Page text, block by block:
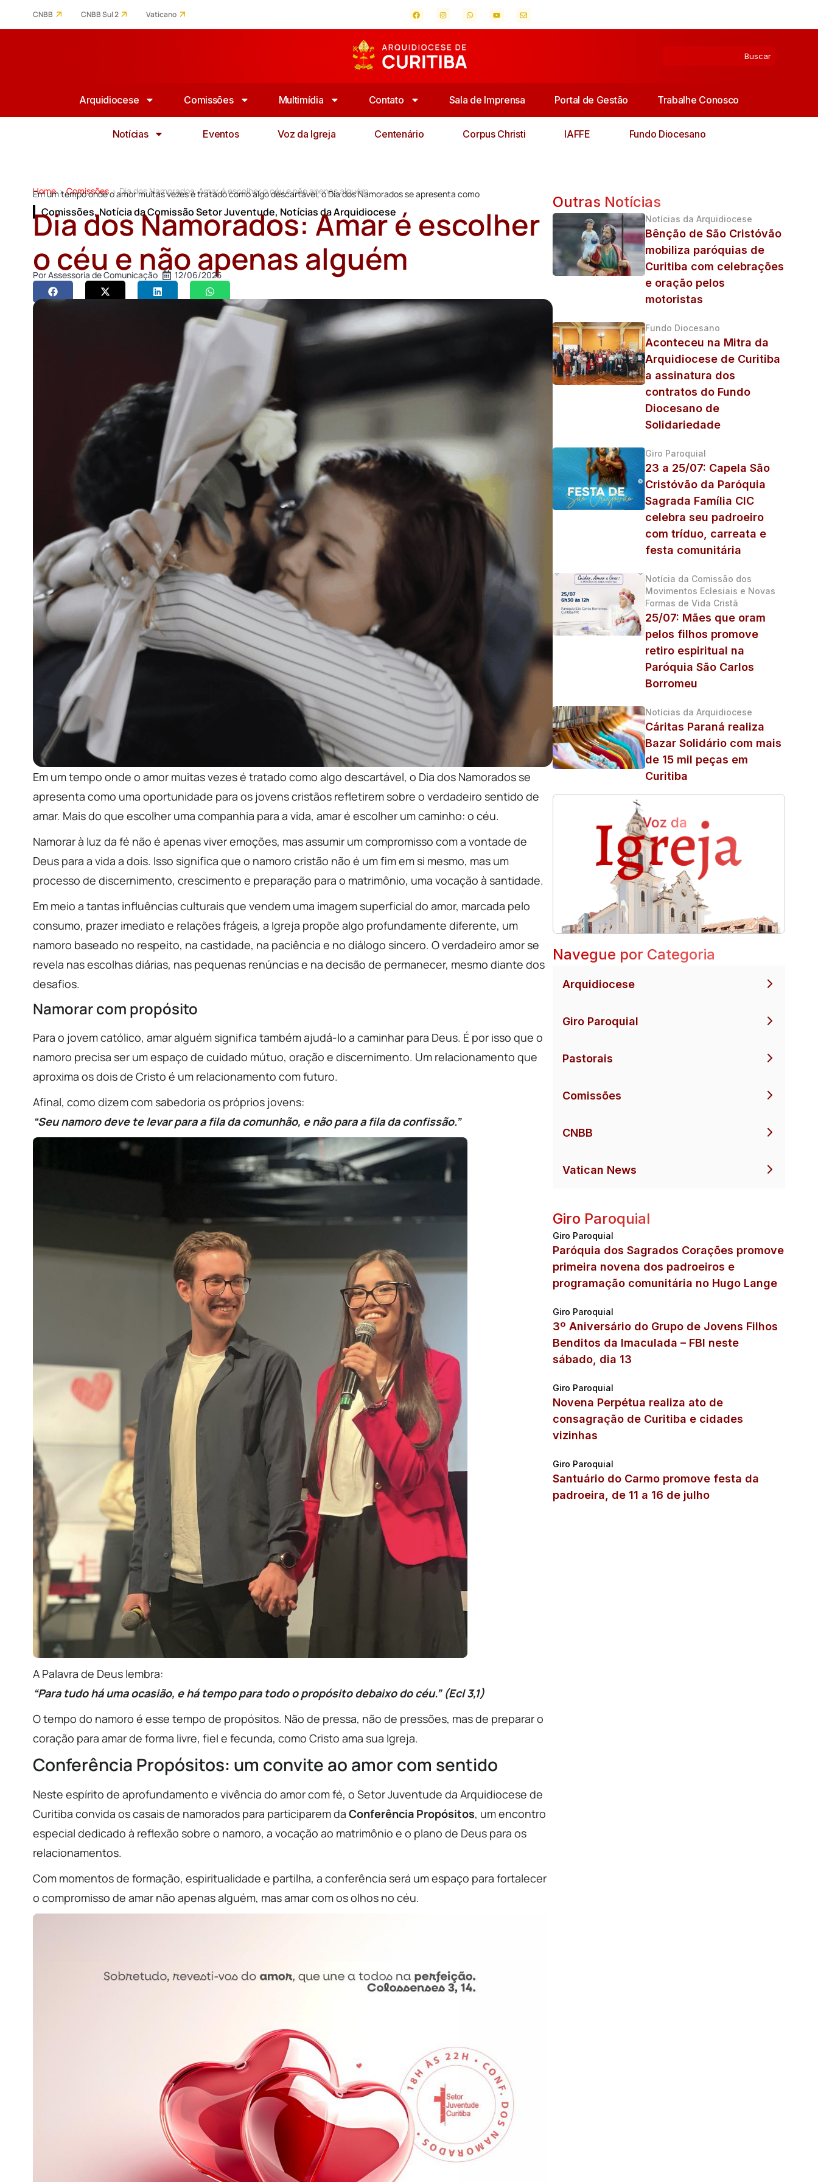
CNBB CNBB Sul 2 Vaticano
Arquidiocese Comissões Multimídia Contato Sala de Imprensa Portal de Gestão Trabalhe Conosco
Notícias Eventos Voz da Igreja Centenário Corpus Christi IAFFE Fundo Diocesano
Home > Comissões > Dia dos Namorados: Amar é escolher o céu e não apenas alguém
Em um tempo onde o amor muitas vezes é tratado como algo descartável, o Dia dos Namorados se apresenta como
Comissões,Notícia da Comissão Setor Juventude, Notícias da Arquidiocese
Dia dos Namorados: Amar é escolher
o céu e não apenas alguém
PorAssessoria de Comunicação 12/06/2025
Em um tempo onde o amor muitas vezes é tratado como algo descartável, o Dia dos Namorados se
apresenta como uma oportunidade para os jovens cristãos refletirem sobre o verdadeiro sentido de
amar. Mais do que escolher uma companhia para a vida, amar é escolher um caminho: o céu.
Namorar à luz da fé não é apenas viver emoções, mas assumir um compromisso com a vontade de
Deus para a vida a dois. Isso significa que o namoro cristão não é um fim em si mesmo, mas um
processo de discernimento, crescimento e preparação para o matrimônio, uma vocação à santidade.
Em meio a tantas influências culturais que vendem uma imagem superficial do amor, marcada pelo
consumo, prazer imediato e relações frágeis, a Igreja propõe algo profundamente diferente, um
namoro baseado no respeito, na castidade, na paciência e no diálogo sincero. O verdadeiro amor se
revela nas escolhas diárias, nas pequenas renúncias e na decisão de permanecer, mesmo diante dos
desafios.
Namorar com propósito
Para o jovem católico, amar alguém significa também ajudá-lo a caminhar para Deus. É por isso que o
namoro precisa ser um espaço de cuidado mútuo, oração e discernimento. Um relacionamento que
aproxima os dois de Cristo é um relacionamento com futuro.
Afinal, como dizem com sabedoria os próprios jovens:
“Seu namoro deve te levar para a fila da comunhão, e não para a fila da confissão.”
A Palavra de Deus lembra:
“Para tudo há uma ocasião, e há tempo para todo o propósito debaixo do céu.” (Ecl 3,1)
O tempo do namoro é esse tempo de propósitos. Não de pressa, não de pressões, mas de preparar o
coração para amar de forma livre, fiel e fecunda, como Cristo ama sua Igreja.
Conferência Propósitos: um convite ao amor com sentido
Neste espírito de aprofundamento e vivência do amor com fé, o Setor Juventude da Arquidiocese de
Curitiba convida os casais de namorados para participarem da Conferência Propósitos, um encontro
especial dedicado à reflexão sobre o namoro, a vocação ao matrimônio e o plano de Deus para os
relacionamentos.
Com momentos de formação, espiritualidade e partilha, a conferência será um espaço para fortalecer
o compromisso de amar não apenas alguém, mas amar com os olhos no céu.
Outras Notícias
Notícias da Arquidiocese
Bênção de São Cristóvão
mobiliza paróquias de
Curitiba com celebrações
e oração pelos
motoristas
Fundo Diocesano
Aconteceu na Mitra da
Arquidiocese de Curitiba
a assinatura dos
contratos do Fundo
Diocesano de
Solidariedade
Giro Paroquial
23 a 25/07: Capela São
Cristóvão da Paróquia
Sagrada Família CIC
celebra seu padroeiro
com tríduo, carreata e
festa comunitária
Notícia da Comissão dos
Movimentos Eclesiais e Novas
Formas de Vida Cristã
25/07: Mães que oram
pelos filhos promove
retiro espiritual na
Paróquia São Carlos
Borromeu
Notícias da Arquidiocese
Cáritas Paraná realiza
Bazar Solidário com mais
de 15 mil peças em
Curitiba
Navegue por Categoria
Arquidiocese
Giro Paroquial
Pastorais
Comissões
CNBB
Vatican News
Giro Paroquial
Giro Paroquial
Paróquia dos Sagrados Corações promove
primeira novena dos padroeiros e
programação comunitária no Hugo Lange
Giro Paroquial
3º Aniversário do Grupo de Jovens Filhos
Benditos da Imaculada – FBI neste
sábado, dia 13
Giro Paroquial
Novena Perpétua realiza ato de
consagração de Curitiba e cidades
vizinhas
Giro Paroquial
Santuário do Carmo promove festa da
padroeira, de 11 a 16 de julho